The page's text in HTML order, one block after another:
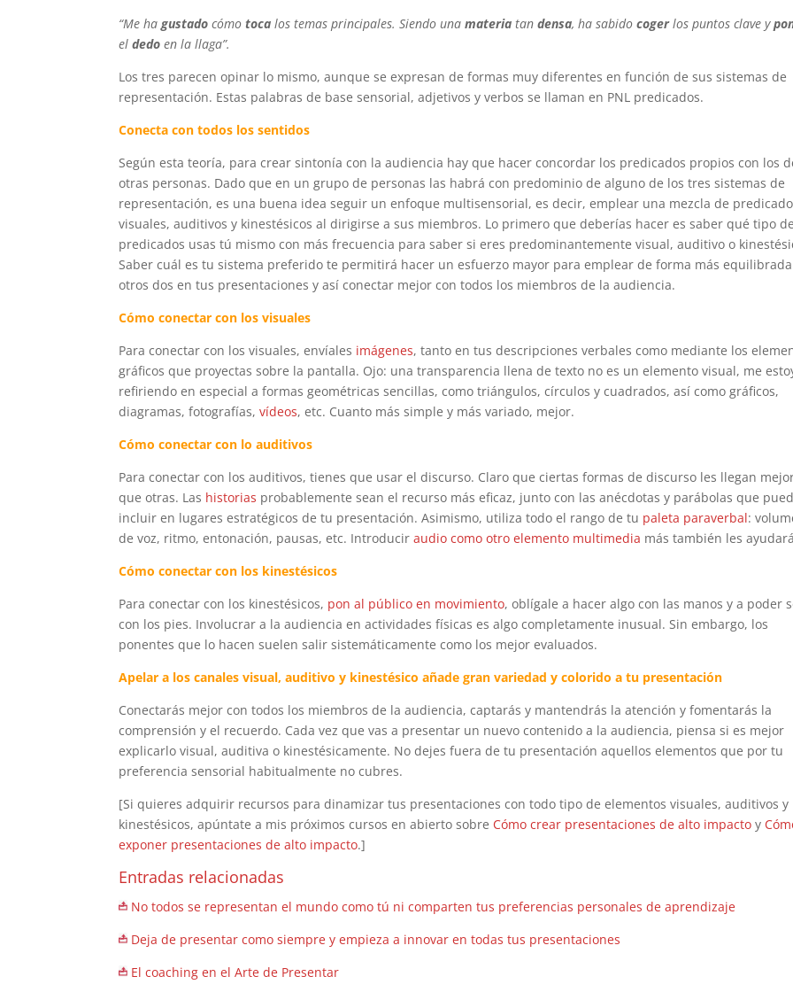
“Me hagustado cómotoca los temas principales. Siendo unamateria tandensa, ha sabidocogerlos puntos clave y
eldedo en la llaga”.
Los tres parecen opinar lo mismo, aunque se expresan de formas muy diferentes en función de sus sistemas de
representación. Estas palabras de base sensorial, adjetivos y verbos se llaman en PNL predicados.
Conecta con todos los sentidos
Según esta teoría, para crear sintonía con la audiencia hay que hacer concordar los predicados propios con los
otras personas. Dado que en un grupo de personas las habrá con predominio de alguno de los tres sistemas de
representación, es una buena idea seguir un enfoque multisensorial, es decir, emplear una mezcla de
visuales, auditivos y kinestésicos al dirigirse a sus miembros. Lo primero que deberías hacer es saber qué tipo
predicados usas tú mismo con más frecuencia para saber si eres predominantemente visual, auditivo o
Saber cuál es tu sistema preferido te permitirá hacer un esfuerzo mayor para emplear de forma más
otros dos en tus presentaciones y así conectar mejor con todos los miembros de la audiencia.
Cómo conectar con los visuales
Para conectar con los visuales, envíales imágenes, tanto en tus descripciones verbales como mediante los
gráficos que proyectas sobre la pantalla. Ojo: una transparencia llena de texto no es un elemento visual, me
refiriendo en especial a formas geométricas sencillas, como triángulos, círculos y cuadrados, así como gráficos,
diagramas, fotografías,vídeos, etc. Cuanto más simple y más variado, mejor.
Cómo conectar con lo auditivos
Para conectar con los auditivos, tienes que usar el discurso. Claro que ciertas formas de discurso les llegan
que otras. Las historias probablemente sean el recurso más eficaz, junto con las anécdotas y parábolas que
incluir en lugares estratégicos de tu presentación. Asimismo, utiliza todo el rango de tu paleta paraverbal:
de voz, ritmo, entonación, pausas, etc. Introduciraudio como otro elemento multimedia más también les
Cómo conectar con los kinestésicos
Para conectar con los kinestésicos, pon al público en movimiento, oblígale a hacer algo con las manos y a poder
con los pies. Involucrar a la audiencia en actividades físicas es algo completamente inusual. Sin embargo, los
ponentes que lo hacen suelen salir sistemáticamente como los mejor evaluados.
Apelar a los canales visual, auditivo y kinestésico añade gran variedad y colorido a tu presentación
Conectarás mejor con todos los miembros de la audiencia, captarás y mantendrás la atención y fomentarás la
comprensión y el recuerdo. Cada vez que vas a presentar un nuevo contenido a la audiencia, piensa si es mejor
explicarlo visual, auditiva o kinestésicamente. No dejes fuera de tu presentación aquellos elementos que por tu
preferencia sensorial habitualmente no cubres.
[Si quieres adquirir recursos para dinamizar tus presentaciones con todo tipo de elementos visuales, auditivos y
kinestésicos, apúntate a mis próximos cursos en abierto sobre Cómo crear presentaciones de alto impacto y
exponer presentaciones de alto impacto.]
Entradas relacionadas
No todos se representan el mundo como tú ni comparten tus preferencias personales de aprendizaje
Deja de presentar como siempre y empieza a innovar en todas tus presentaciones
El coaching en el Arte de Presentar